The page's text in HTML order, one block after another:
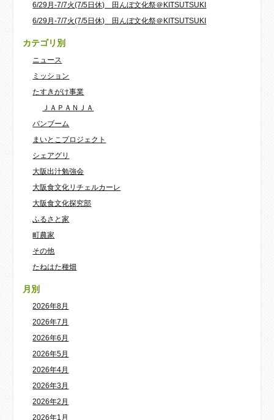
6/29月-7/7火(7/5日休) 田んぼ文化祭＠KITSUTSUKI
6/29月-7/7火(7/5日休) 田んぼ文化祭＠KITSUTSUKI
カテゴリ別
ニュース
ミッション
たすきがけ事業
ＪＡＰＡＮＪＡ
バンブーム
まいとこプロジェクト
シェアグリ
大阪出汁勉強会
大阪食文化リチェルカーレ
大阪食文化探究部
ふるさと家
町農家
その他
たねはた種畑
月別
2026年8月
2026年7月
2026年6月
2026年5月
2026年4月
2026年3月
2026年2月
2026年1月